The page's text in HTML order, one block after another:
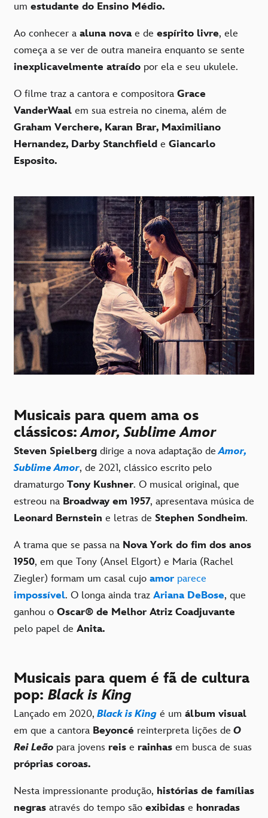
um estudante do Ensino Médio.
Ao conhecer a aluna novae de espírito livre, ele
começa a se ver de outra maneira enquanto se sente
inexplicavelmente atraído por ela e seu ukulele.
O filme traz a cantora e compositora Grace
VanderWaal em sua estreia no cinema, além de
Graham Verchere, Karan Brar, Maximiliano
Hernandez, Darby Stanchfield e Giancarlo
Esposito.
Musicais para quem ama os
clássicos:Amor, Sublime Amor
Steven Spielberg dirige a nova adaptação deAmor,
Sublime Amor, de 2021, clássico escrito pelo
dramaturgo Tony Kushner. O musical original, que
estreou na Broadway em 1957, apresentava música de
Leonard Bernstein e letras de Stephen Sondheim.
A trama que se passa na Nova York do fim dos anos
1950, em que Tony (Ansel Elgort) e Maria (Rachel
Ziegler) formam um casal cujo amor parece
impossível. O longa ainda traz Ariana DeBose, que
ganhou o Oscar® de Melhor Atriz Coadjuvante
pelo papel de Anita.
Musicais para quem é fã de cultura
pop: Black is King
Lançado em 2020, Black is King é um álbum visual
em que a cantora Beyoncé reinterpreta lições de O
Rei Leão para jovens reis e rainhas em busca de suas
próprias coroas.
Nesta impressionante produção, histórias de famílias
negras através do tempo são exibidas e honradas